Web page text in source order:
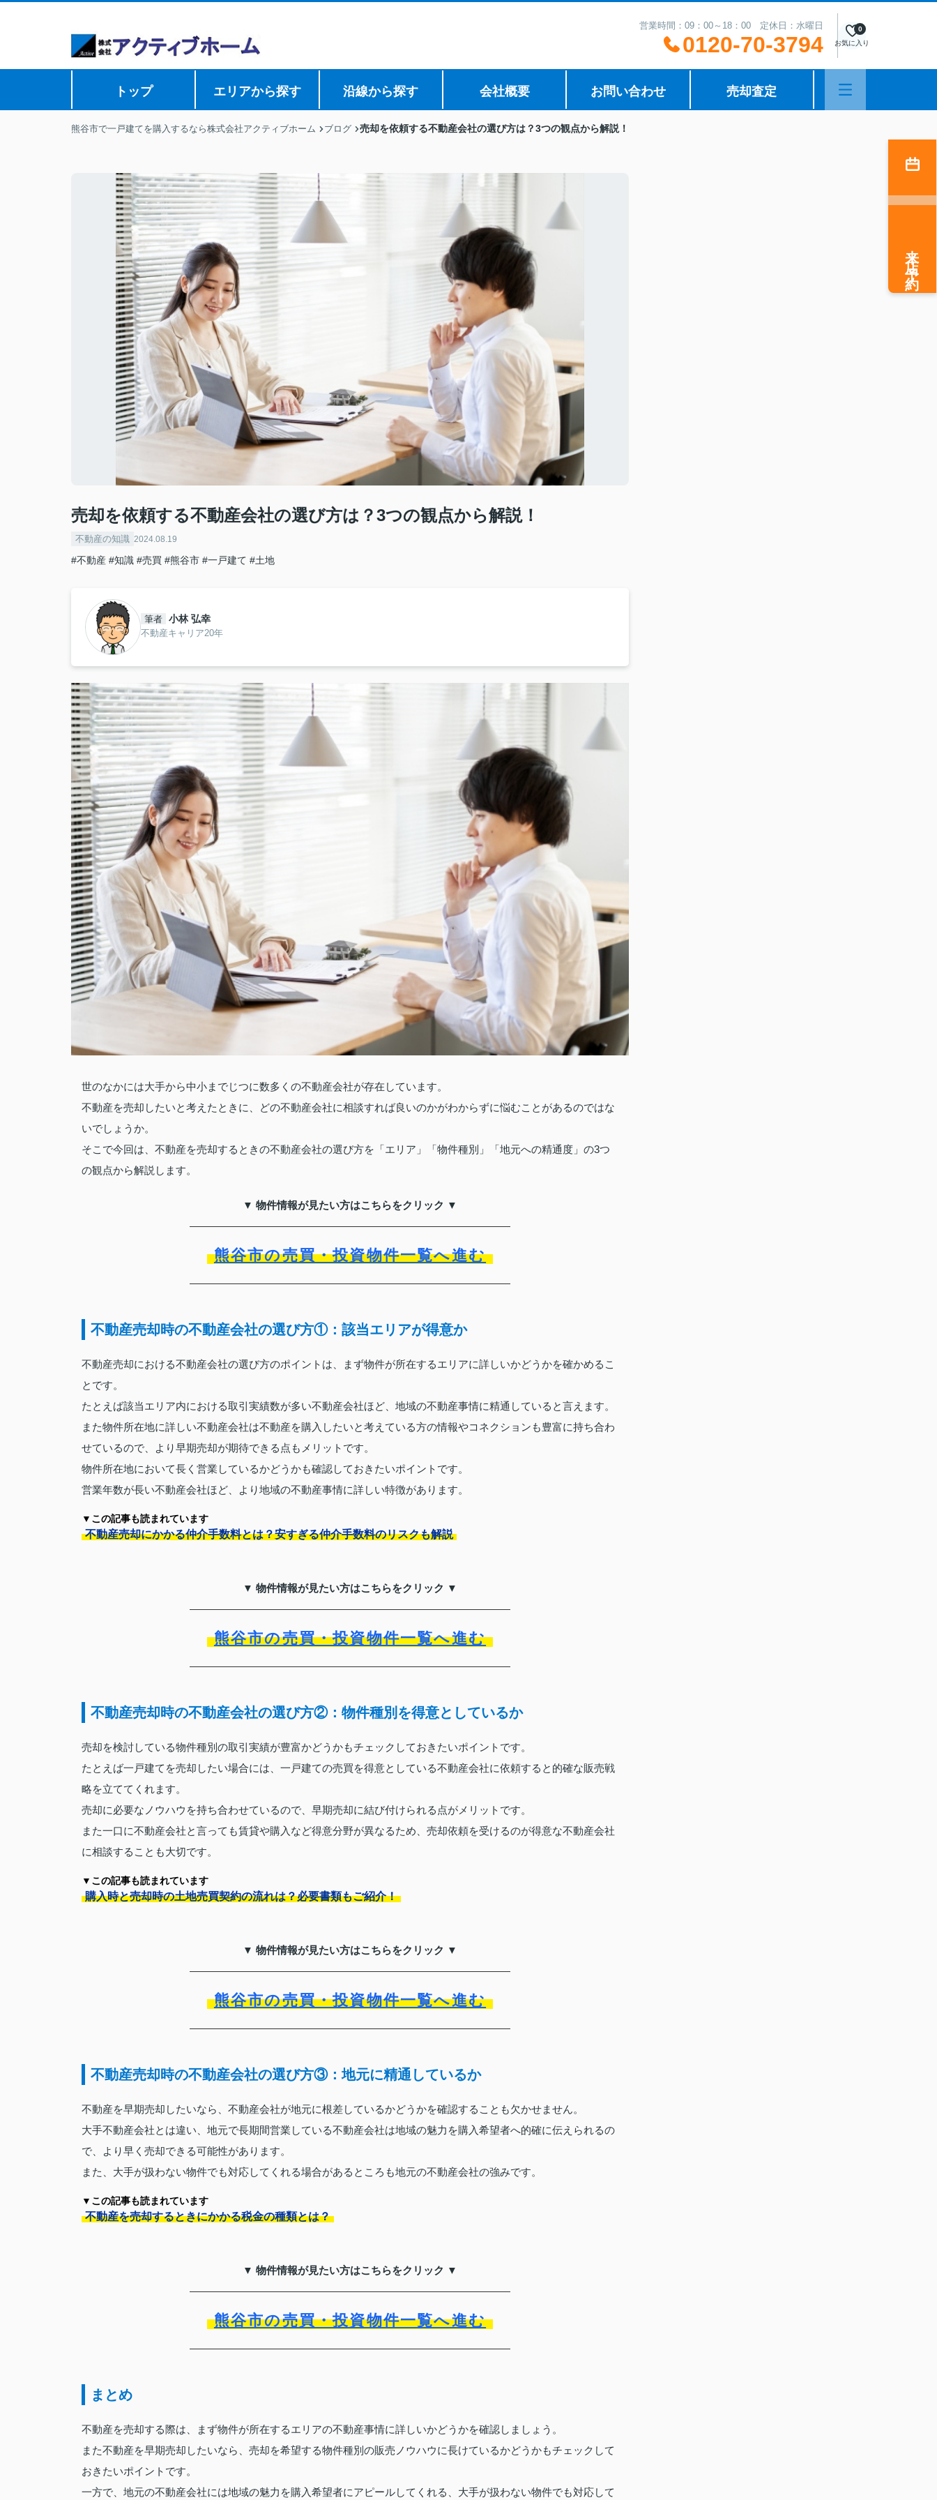
営業時間：09：00～18：00 定休日：水曜日
0120-70-3794 お気に入り
0
トップ エリアから探す 沿線から探す 会社概要 お問い合わせ 売却査定
熊谷市で一戸建てを購入するなら株式会社アクティブホーム ブログ 売却を依頼する不動産会社の選び方は？3つの観点から解説！
売却を依頼する不動産会社の選び方は？3つの観点から解説！
不動産の知識 2024.08.19
#不動産 #知識 #売買 #熊谷市 #一戸建て #土地
筆者 小林 弘幸
不動産キャリア20年
世のなかには大手から中小までじつに数多くの不動産会社が存在しています。
不動産を売却したいと考えたときに、どの不動産会社に相談すれば良いのかがわからずに悩むことがあるのではな
いでしょうか。
そこで今回は、不動産を売却するときの不動産会社の選び方を「エリア」「物件種別」「地元への精通度」の3つ
の観点から解説します。
▼ 物件情報が見たい方はこちらをクリック ▼
熊谷市の売買・投資物件一覧へ進む
不動産売却時の不動産会社の選び方①：該当エリアが得意か
不動産売却における不動産会社の選び方のポイントは、まず物件が所在するエリアに詳しいかどうかを確かめるこ
とです。
たとえば該当エリア内における取引実績数が多い不動産会社ほど、地域の不動産事情に精通していると言えます。
また物件所在地に詳しい不動産会社は不動産を購入したいと考えている方の情報やコネクションも豊富に持ち合わ
せているので、より早期売却が期待できる点もメリットです。
物件所在地において長く営業しているかどうかも確認しておきたいポイントです。
営業年数が長い不動産会社ほど、より地域の不動産事情に詳しい特徴があります。
▼この記事も読まれています
不動産売却にかかる仲介手数料とは？安すぎる仲介手数料のリスクも解説
▼ 物件情報が見たい方はこちらをクリック ▼
熊谷市の売買・投資物件一覧へ進む
不動産売却時の不動産会社の選び方②：物件種別を得意としているか
売却を検討している物件種別の取引実績が豊富かどうかもチェックしておきたいポイントです。
たとえば一戸建てを売却したい場合には、一戸建ての売買を得意としている不動産会社に依頼すると的確な販売戦
略を立ててくれます。
売却に必要なノウハウを持ち合わせているので、早期売却に結び付けられる点がメリットです。
また一口に不動産会社と言っても賃貸や購入など得意分野が異なるため、売却依頼を受けるのが得意な不動産会社
に相談することも大切です。
▼この記事も読まれています
購入時と売却時の土地売買契約の流れは？必要書類もご紹介！
▼ 物件情報が見たい方はこちらをクリック ▼
熊谷市の売買・投資物件一覧へ進む
不動産売却時の不動産会社の選び方③：地元に精通しているか
不動産を早期売却したいなら、不動産会社が地元に根差しているかどうかを確認することも欠かせません。
大手不動産会社とは違い、地元で長期間営業している不動産会社は地域の魅力を購入希望者へ的確に伝えられるの
で、より早く売却できる可能性があります。
また、大手が扱わない物件でも対応してくれる場合があるところも地元の不動産会社の強みです。
▼この記事も読まれています
不動産を売却するときにかかる税金の種類とは？
▼ 物件情報が見たい方はこちらをクリック ▼
熊谷市の売買・投資物件一覧へ進む
まとめ
不動産を売却する際は、まず物件が所在するエリアの不動産事情に詳しいかどうかを確認しましょう。
また不動産を早期売却したいなら、売却を希望する物件種別の販売ノウハウに長けているかどうかもチェックして
おきたいポイントです。
一方で、地元の不動産会社には地域の魅力を購入希望者にアピールしてくれる、大手が扱わない物件でも対応して
来店予約